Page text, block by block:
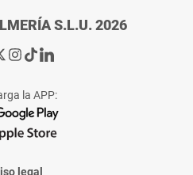
S.L.U. 2026
Ir
de
La
Voz
Almería
Ir
de
La
Voz
Almería
Ir
de
La
Voz
Almería
Ir
de
La
Voz
la APP:
legal